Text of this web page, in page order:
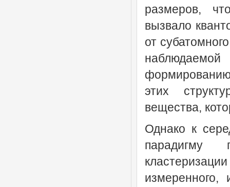
размеров,
вызвало
от
этих
вещества,
Однако к
парадигму